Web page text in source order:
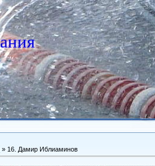
» 16. Дамир Иблиаминов